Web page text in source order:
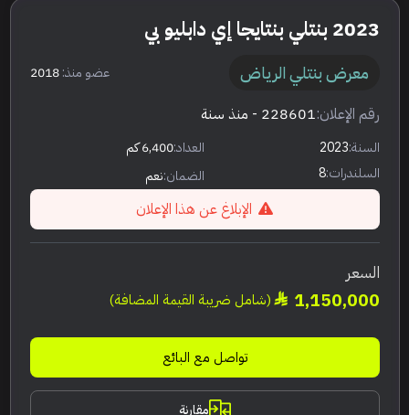
2023 بنتلي بنتايجا إي دابليو بي
معرض بنتلي الرياض عضو منذ:2018
رقم الإعلان:228601 - منذ سنة
السنة:2023 العداد:6,400 كم
السلندرات:8 الضمان:نعم
الإبلاغ عن هذا الإعلان
السعر
1,150,000 (شامل ضريبة القيمة المضافة)
تواصل مع البائع
مقارنة